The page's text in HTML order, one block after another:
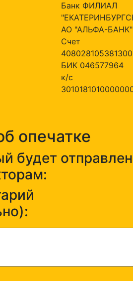
Банк ФИЛИАЛ
АО "АЛЬФА-БАНК"
Счет
БИК 046577964
к/с
опечатке
будет отправлен